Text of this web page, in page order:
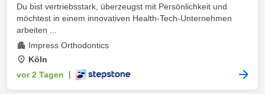
Du bist vertriebsstark, überzeugst mit Persönlichkeit und
möchtest in einem innovativen Health-Tech-Unternehmen
arbeiten ...
Impress Orthodontics
Köln
vor 2 Tagen